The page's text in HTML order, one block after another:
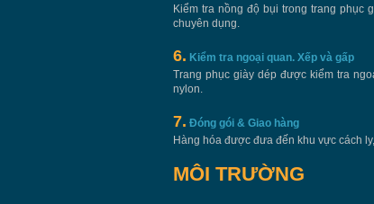
Kiểm tra nồng độ bụi trong trang phục
chuyên dụng.
6. Kiểm tra ngoại quan. Xếp và gấp
Trang phục giày dép được kiểm tra
nylon.
7. Đóng gói & Giao hàng
Hàng hóa được đưa đến khu vực cách
MÔI TRƯỜNG